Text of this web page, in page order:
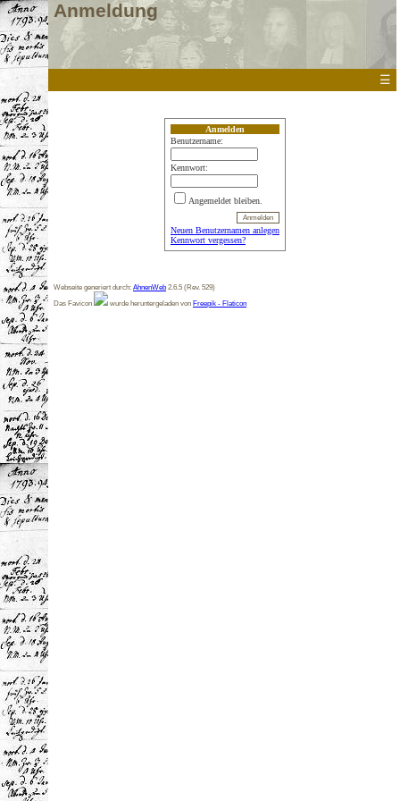
Anmeldung
☰
Anmelden
Benutzername:
Kennwort:
Angemeldet bleiben.
Neuen Benutzernamen anlegen
Kennwort vergessen?
Webseite generiert durch: AhnenWeb 2.6.5 (Rev. 529)
Das Favicon
wurde heruntergeladen von Freepik - Flaticon